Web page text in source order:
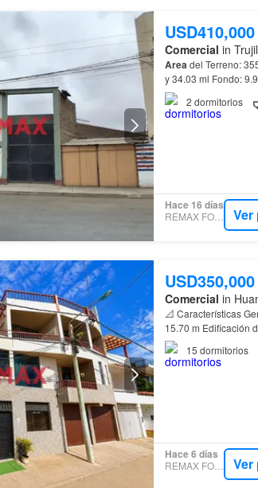
USD410,000
Comercial in
Areadel Terreno:
y 34.03 ml Fondo:
2 dormitorios
Hace 16 días
REMAX FOCUS Ver
USD350,000
Comercial in
📐 Características
15.70 m Edificación
privado 3
15 dormitorios
Hace 6 días
REMAX FOCUS Ver